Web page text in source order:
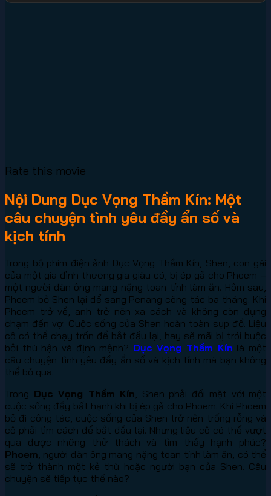
Rate this movie
Nội Dung Dục Vọng Thầm Kín: Một
câu chuyện tình yêu đầy ẩn số và
kịch tính
Trong bộ phim điện ảnh Dục Vọng Thầm Kín, Shen, con gái
của một gia đình thương gia giàu có, bị ép gả cho Phoem –
một người đàn ông mang nặng toan tính làm ăn. Hôm sau,
Phoem bỏ Shen lại để sang Penang công tác ba tháng. Khi
Phoem trở về, anh trở nên xa cách và không còn đụng
chạm đến vợ. Cuộc sống của Shen hoàn toàn sụp đổ. Liệu
cô có thể chạy trốn để bắt đầu lại, hay sẽ mãi bị trói buộc
bởi thù hận và định mệnh? Dục Vọng Thầm Kín là một
câu chuyện tình yêu đầy ẩn số và kịch tính mà bạn không
thể bỏ qua.
Trong Dục Vọng Thầm Kín , Shen phải đối mặt với một
cuộc sống đầy bất hạnh khi bị ép gả cho Phoem. Khi Phoem
bỏ đi công tác, cuộc sống của Shen trở nên trống rỗng và
cô phải tìm cách để bắt đầu lại. Nhưng liệu cô có thể vượt
qua được những thử thách và tìm thấy hạnh phúc?
Phoem , người đàn ông mang nặng toan tính làm ăn, có thể
sẽ trở thành một kẻ thù hoặc người bạn của Shen. Câu
chuyện sẽ tiếp tục thế nào?